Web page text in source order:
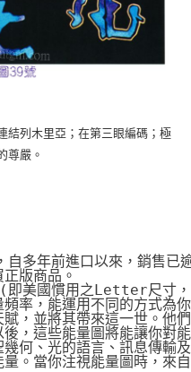
結列木里亞；在第三眼編碼；極
尊嚴。
多年前進口以來，銷售已
版商品。
國慣用之Letter尺寸，
率，能運用不同的方式為
，並將其帶來這一世。他
，這些能量圖將能讓你對
何、光的語言、訊息傳輸
。當你注視能量圖時，來